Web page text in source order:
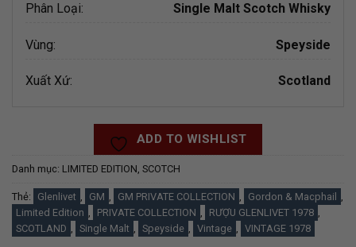
Phân Loại: Single Malt Scotch Whisky
Vùng: Speyside
Xuất Xứ: Scotland
ADD TO WISHLIST
Danh mục: LIMITED EDITION SCOTCH
Thẻ: Glenlivet GM GM PRIVATE COLLECTION Gordon & Macphail
Limited Edition
PRIVATE COLLECTION RƯỢU GLENLIVET 1978
SCOTLAND
Single Malt Speyside Vintage VINTAGE 1978